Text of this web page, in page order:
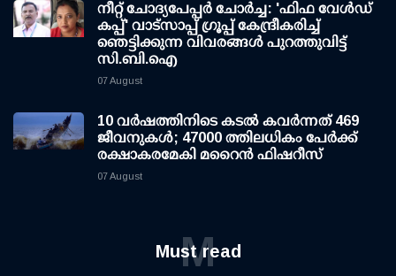
നീറ്റ് ചോദ്യപേപ്പര്‍ ചോര്‍ച്ച: 'ഫിഫ വേള്‍ഡ്
കപ്പ്' വാട്സാപ്പ് ഗ്രൂപ്പ് കേന്ദ്രീകരിച്ച്
ഞെട്ടിക്കുന്ന വിവരങ്ങള്‍ പുറത്തുവിട്ട്
സി.ബി.ഐ
07 August
10 വര്‍ഷത്തിനിടെ കടല്‍ കവര്‍ന്നത് 469
ജീവനുകള്‍; 47000 ത്തിലധികം പേര്‍ക്ക്
രക്ഷാകരമേകി മറൈന്‍ ഫിഷറീസ്
07 August
Must read
M